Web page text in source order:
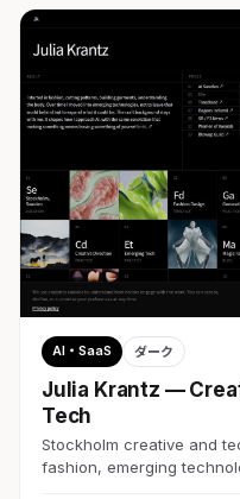
AI・SaaS ダーク
Julia Krantz —
Tech
Stockholm creative and
fashion, emerging